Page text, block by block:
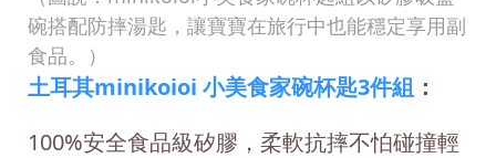
碗搭配防摔湯匙，讓寶寶在旅行中也能穩定享用副
食品。）
土耳其minikoioi 小美食家碗杯匙3件組 ：
100%安全食品級矽膠，柔軟抗摔不怕碰撞輕